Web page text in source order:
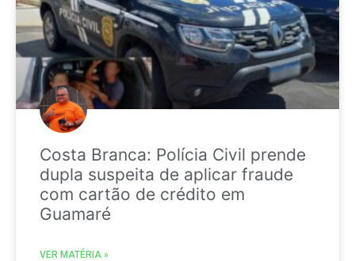
Costa Branca: Polícia Civil prende
dupla suspeita de aplicar fraude
com cartão de crédito em
Guamaré
VER MATÉRIA »